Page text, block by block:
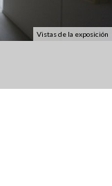
Vistas de la exposición